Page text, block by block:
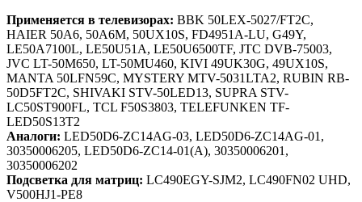
Применяется в телевизорах: BBK 50LEX-5027/FT2C,
HAIER 50A6, 50A6M, 50UX10S, FD4951A-LU, G49Y,
LE50A7100L, LE50U51A, LE50U6500TF, JTC DVB-75003,
JVC LT-50M650, LT-50MU460, KIVI 49UK30G, 49UX10S,
MANTA 50LFN59C, MYSTERY MTV-5031LTA2, RUBIN RB-
50D5FT2C, SHIVAKI STV-50LED13, SUPRA STV-
LC50ST900FL, TCL F50S3803, TELEFUNKEN TF-
LED50S13T2
Аналоги: LED50D6-ZC14AG-03, LED50D6-ZC14AG-01,
30350006205, LED50D6-ZC14-01(A), 30350006201,
30350006202
Подсветка для матриц: LC490EGY-SJM2, LC490FN02 UHD,
V500HJ1-PE8